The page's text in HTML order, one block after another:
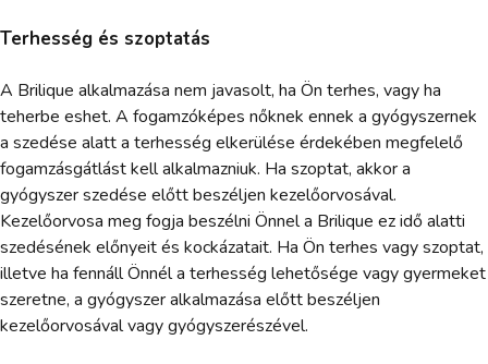
Terhesség és szoptatás
A Brilique alkalmazása nem javasolt, ha Ön terhes, vagy ha
teherbe eshet. A fogamzóképes nőknek ennek a gyógyszernek
a szedése alatt a terhesség elkerülése érdekében megfelelő
fogamzásgátlást kell alkalmazniuk. Ha szoptat, akkor a
gyógyszer szedése előtt beszéljen kezelőorvosával.
Kezelőorvosa meg fogja beszélni Önnel a Brilique ez idő alatti
szedésének előnyeit és kockázatait. Ha Ön terhes vagy szoptat,
illetve ha fennáll Önnél a terhesség lehetősége vagy gyermeket
szeretne, a gyógyszer alkalmazása előtt beszéljen
kezelőorvosával vagy gyógyszerészével.